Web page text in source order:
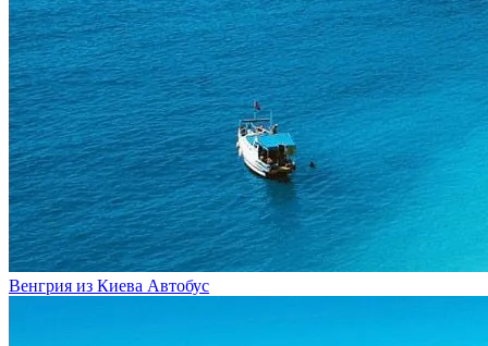
Венгрия из Киева Автобус